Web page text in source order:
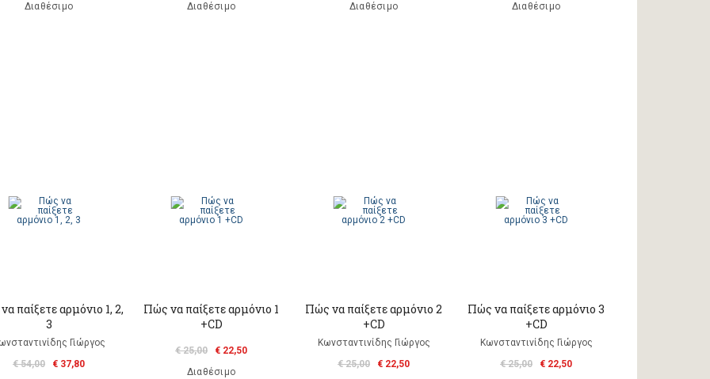
Διαθέσιμο
Διαθέσιμο
Διαθέσιμο
Διαθέσιμο
παίξετε αρμόνιο 1, 2,
3
Γιώργος
€ 54,00
€ 37,80
Πώς να παίξετε αρμόνιο 1
+CD
€ 25,00
€ 22,50
Διαθέσιμο
Πώς να παίξετε αρμόνιο 2
+CD
Κωνσταντινίδης Γιώργος
€ 25,00
€ 22,50
Πώς να παίξετε αρμόνιο 3
+CD
Κωνσταντινίδης Γιώργος
€ 25,00
€ 22,50